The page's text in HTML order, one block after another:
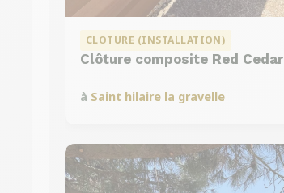
CLOTURE (INSTALLATION)
Clôture composite Red Cedar
à Saint hilaire la gravelle